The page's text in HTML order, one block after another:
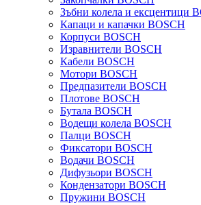
Зъбни колела и ексцентици
Капаци и капачки BOSCH
Корпуси BOSCH
Изравнители BOSCH
Кабели BOSCH
Мотори BOSCH
Предпазители BOSCH
Плотове BOSCH
Бутала BOSCH
Водещи колела BOSCH
Палци BOSCH
Фиксатори BOSCH
Водачи BOSCH
Дифузьори BOSCH
Кондензатори BOSCH
Пружини BOSCH